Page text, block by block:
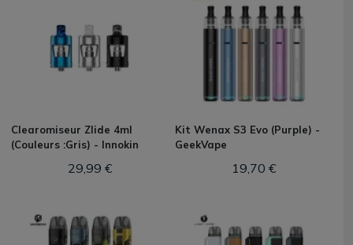
Clearomiseur Zlide 4ml
(Couleurs :Gris) - Innokin
29,99 €
Kit Wenax S3 Evo (Purple) -
GeekVape
19,70 €